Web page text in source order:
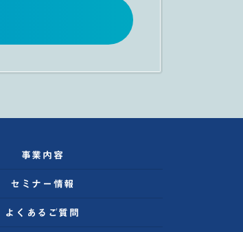
事業内容
セミナー情報
よくあるご質問